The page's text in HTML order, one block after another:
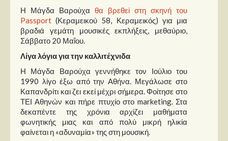
Η Μάγδα Βαρούχα θα βρεθεί στη σκηνή του
Passport (Κεραμεικού 58, Κεραμεικός) για μια
βραδιά γεμάτη μουσικές εκπλήξεις, μεθαύριο,
Σάββατο 20 Μαΐου.
Λίγα λόγια για την καλλιτέχνιδα
Η Μάγδα Βαρούχα γεννήθηκε τον Ιούλιο του
1990 λίγο έξω από την Αθήνα. Μεγάλωσε στο
Καπανδρίτι και ζει εκεί μέχρι σήμερα. Φοίτησε στο
ΤΕΙ Αθηνών και πήρε πτυχίο στο marketing. Στα
δεκαπέντε της χρόνια αρχίζει μαθήματα
φωνητικής μιας και από πολύ μικρή ηλικία
φαίνεται η «αδυναμία» της στη μουσική.